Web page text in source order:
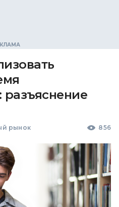
разъяснение
рынок 856